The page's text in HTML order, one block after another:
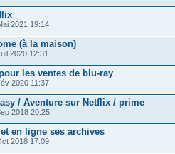
2021 19:14
(à la maison)
2020 12:31
les ventes de blu-ray
2020 11:37
/ Aventure sur Netflix / prime
2018 20:25
en ligne ses archives
2018 17:09